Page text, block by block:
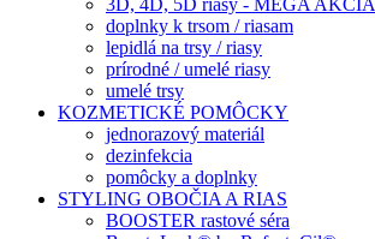
3D, 4D, 5D riasy - MEGA AKCIA
doplnky k trsom / riasam
lepidlá na trsy / riasy
prírodné / umelé riasy
umelé trsy
KOZMETICKÉ POMÔCKY
jednorazový materiál
dezinfekcia
pomôcky a doplnky
STYLING OBOČIA A RIAS
BOOSTER rastové séra